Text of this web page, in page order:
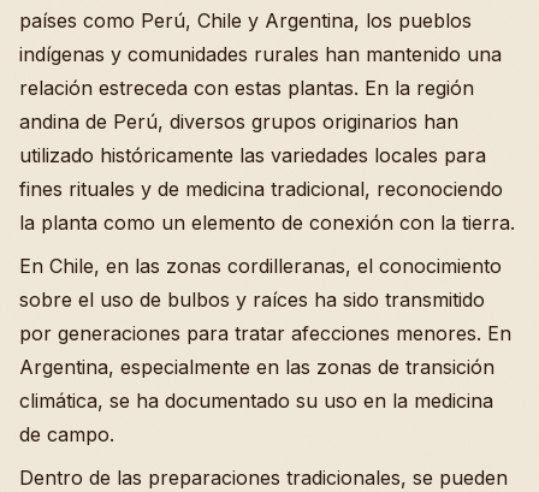
países como Perú, Chile y Argentina, los pueblos
indígenas y comunidades rurales han mantenido una
relación estreceda con estas plantas. En la región
andina de Perú, diversos grupos originarios han
utilizado históricamente las variedades locales para
fines rituales y de medicina tradicional, reconociendo
la planta como un elemento de conexión con la tierra.
En Chile, en las zonas cordilleranas, el conocimiento
sobre el uso de bulbos y raíces ha sido transmitido
por generaciones para tratar afecciones menores. En
Argentina, especialmente en las zonas de transición
climática, se ha documentado su uso en la medicina
de campo.
Dentro de las preparaciones tradicionales, se pueden